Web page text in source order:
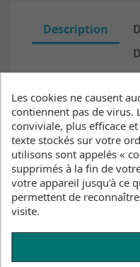
Description
Inventaire
Features
- 120 gsm, single
- Regular fit
- Silicon wash
Fabrics
- 100% cotton
Les cookies ne causent
contiennent pas de virus.
conviviale, plus efficace
texte stockés sur votre
utilisons sont appelés «
supprimés à la fin de
votre appareil jusqu'à ce
permettent de
visite.